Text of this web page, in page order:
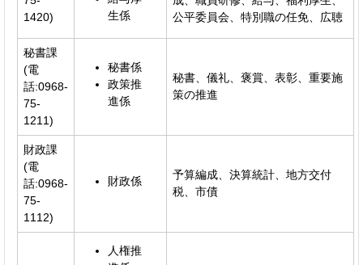
1420)
生係
公平委員会、特別職の任免、広聴
秘書課
(電
話:0968-
75-
1211)
秘書係
政策推
進係
秘書、儀礼、褒賞、表彰、重要施
策の推進
財政課
(電
話:0968-
75-
1112)
財政係
予算編成、決算統計、地方交付
税、市債
人権推